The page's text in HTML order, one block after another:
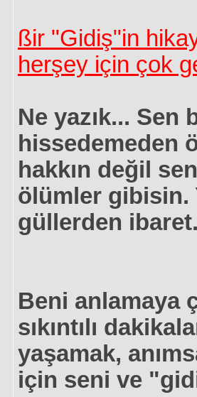
ßir "Gidiş"in
herşey için çok
Ne yazık... Sen
hissedemeden
hakkın değil
ölümler gibisin.
güllerden
Beni anlamaya
sıkıntılı
yaşamak,
için seni ve